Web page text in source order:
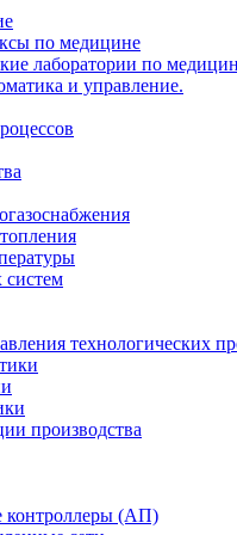
по медицине
лаборатории по
и управление.
систем
технологических
производства
(АП)